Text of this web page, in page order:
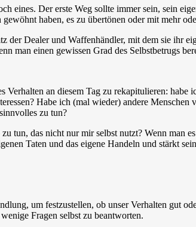
eines. Der erste Weg sollte immer sein, sein
haben, es zu übertönen oder mit mehr
Dealer und Waffenhändler, mit dem sie ihr
man einen gewissen Grad des Selbstbetrugs
an diesem Tag zu rekapitulieren:
Habe ich (mal wieder) andere Menschen
zu tun?
tun, das nicht nur mir selbst nutzt? Wenn man
Taten und das eigene Handeln und stärkt
um festzustellen, ob unser Verhalten gut
Fragen selbst zu beantworten.